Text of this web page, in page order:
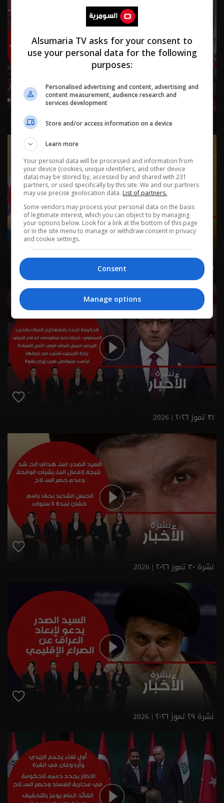
١ آب ٢٠٢٦ | 2026
٣١ تموز ٢٠٢٦ | 2026
نشرة ٣٠ تموز ٢٠٢٦ | 2026
نشرة ٢٩ تموز ٢٠٢٦ | 2026
Alsumaria TV asks for your consent to
use your personal data for the following
purposes:
Personalised advertising and content, advertising and
content measurement, audience research and
services development
Store and/or access information on a device
Learn more
Your personal data will be processed and information from
your device (cookies, unique identifiers, and other device
data) may be stored by, accessed by and shared with 231
partners, or used specifically by this site. We and our partners
may use precise geolocation data. List of partners.
Some vendors may process your personal data on the basis
of legitimate interest, which you can object to by managing
your options below. Look for a link at the bottom of this page
or in the site menu to manage or withdraw consent in privacy
and cookie settings.
Consent
Manage options